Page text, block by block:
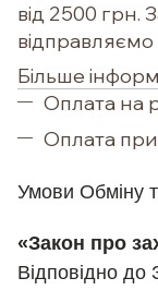
від 2500 грн.
Більше
Оплата на
Оплата
Умови Обміну
«Закон про
Відповідно до